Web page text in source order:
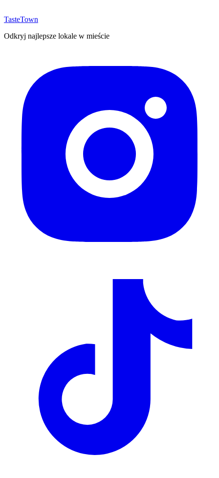
TasteTown
Odkryj najlepsze lokale w mieście